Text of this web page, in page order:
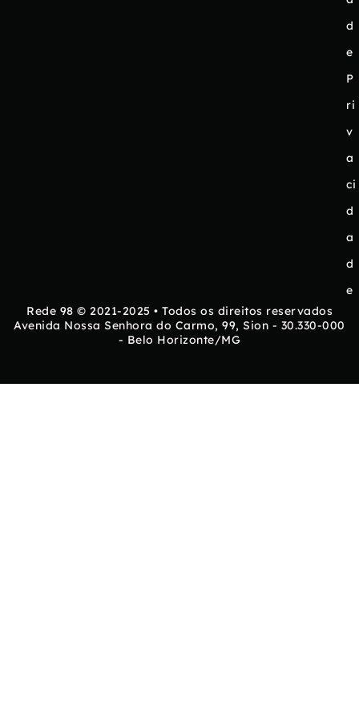
d
e
P
ri
v
a
ci
d
a
d
e
Rede 98 © 2021-2025 • Todos os direitos reservados
Avenida Nossa Senhora do Carmo, 99, Sion - 30.330-000
- Belo Horizonte/MG